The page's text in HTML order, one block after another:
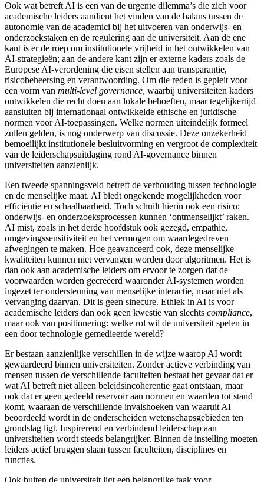
Ook wat betreft AI is een van de urgente dilemma’s die zich voor
academische leiders aandient het vinden van de balans tussen de
autonomie van de academici bij het uitvoeren van onderwijs- en
onderzoekstaken en de regulering aan de universiteit. Aan de ene
kant is er de roep om institutionele vrijheid in het ontwikkelen van
AI-strategieën; aan de andere kant zijn er externe kaders zoals de
Europese AI-verordening die eisen stellen aan transparantie,
risicobeheersing en verantwoording. Om die reden is gepleit voor
een vorm van multi-level governance, waarbij universiteiten kaders
ontwikkelen die recht doen aan lokale behoeften, maar tegelijkertijd
aansluiten bij internationaal ontwikkelde ethische en juridische
normen voor AI-toepassingen. Welke normen uiteindelijk formeel
zullen gelden, is nog onderwerp van discussie. Deze onzekerheid
bemoeilijkt institutionele besluitvorming en vergroot de complexiteit
van de leiderschapsuitdaging rond AI-governance binnen
universiteiten aanzienlijk.
Een tweede spanningsveld betreft de verhouding tussen technologie
en de menselijke maat. AI biedt ongekende mogelijkheden voor
efficiëntie en schaalbaarheid. Toch schuilt hierin ook een risico:
onderwijs- en onderzoeksprocessen kunnen ‘ontmenselijkt’ raken.
AI mist, zoals in het derde hoofdstuk ook gezegd, empathie,
omgevingssensitiviteit en het vermogen om waardegedreven
afwegingen te maken. Hoe geavanceerd ook, deze menselijke
kwaliteiten kunnen niet vervangen worden door algoritmen. Het is
dan ook aan academische leiders om ervoor te zorgen dat de
voorwaarden worden gecreëerd waaronder AI-systemen worden
ingezet ter ondersteuning van menselijke interactie, maar niet als
vervanging daarvan. Dit is geen sinecure. Ethiek in AI is voor
academische leiders dan ook geen kwestie van slechts compliance,
maar ook van positionering: welke rol wil de universiteit spelen in
een door technologie gemedieerde wereld?
Er bestaan aanzienlijke verschillen in de wijze waarop AI wordt
gewaardeerd binnen universiteiten. Zonder actieve verbinding van
mensen tussen de verschillende faculteiten bestaat het gevaar dat er
wat AI betreft niet alleen beleidsincoherentie gaat ontstaan, maar
ook dat er geen gedeeld reservoir aan normen en waarden tot stand
komt, waaraan de verschillende invalshoeken van waaruit AI
beoordeeld wordt in de onderscheiden wetenschapsgebieden ten
grondslag ligt. Inspirerend en verbindend leiderschap aan
universiteiten wordt steeds belangrijker. Binnen de instelling moeten
leiders actief bruggen slaan tussen faculteiten, disciplines en
functies.